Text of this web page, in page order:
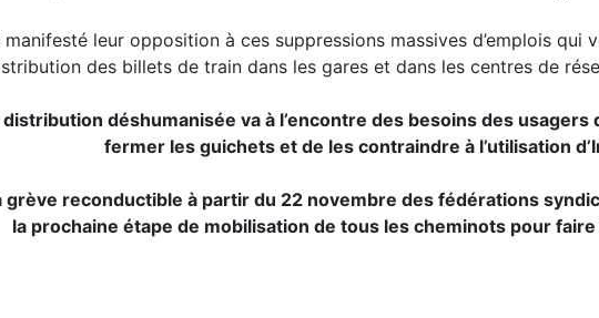
leur opposition à ces suppressions massives d’emplois qui
des billets de train dans les gares et dans les centres de
déshumanisée va à l’encontre des besoins des usagers
fermer les guichets et de les contraindre à l’utilisation
grève reconductible à partir du 22 novembre des fédérations
la prochaine étape de mobilisation de tous les cheminots pour